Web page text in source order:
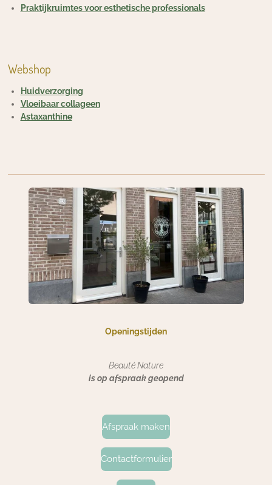
Praktijkruimtes voor esthetische professionals
Webshop
Huidverzorging
Vloeibaar collageen
Astaxanthine
Openingstijden
Beauté Nature
is op afspraak geopend
Afspraak maken
Contactformulier